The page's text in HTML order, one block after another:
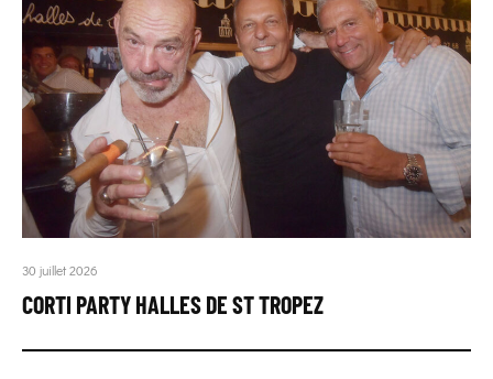
30 juillet 2026
CORTI PARTY HALLES DE ST TROPEZ